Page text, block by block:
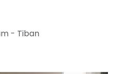
- Tiban